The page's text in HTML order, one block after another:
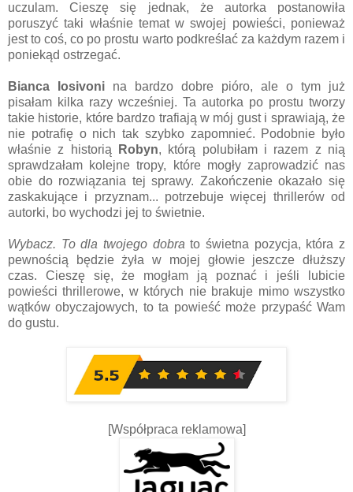
uczulam. Cieszę się jednak, że autorka postanowiła
poruszyć taki właśnie temat w swojej powieści, ponieważ
jest to coś, co po prostu warto podkreślać za każdym razem i
poniekąd ostrzegać.
Bianca Iosivoni na bardzo dobre pióro, ale o tym już
pisałam kilka razy wcześniej. Ta autorka po prostu tworzy
takie historie, które bardzo trafiają w mój gust i sprawiają, że
nie potrafię o nich tak szybko zapomnieć. Podobnie było
właśnie z historią
Robyn, którą polubiłam i razem z nią
sprawdzałam kolejne tropy, które mogły zaprowadzić nas
obie do rozwiązania tej sprawy. Zakończenie okazało się
zaskakujące i przyznam... potrzebuje więcej thrillerów od
autorki, bo wychodzi jej to świetnie.
Wybacz. To dla twojego dobrato świetna pozycja, która z
pewnością będzie żyła w mojej głowie jeszcze dłuższy
czas. Cieszę się, że mogłam ją poznać i jeśli lubicie
powieści thrillerowe, w których nie brakuje mimo wszystko
wątków obyczajowych, to ta powieść może przypaść Wam
do gustu.
[Współpraca reklamowa]